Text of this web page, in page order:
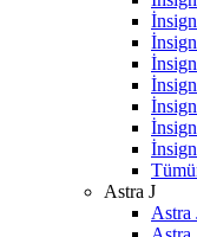
Astra J
Astra